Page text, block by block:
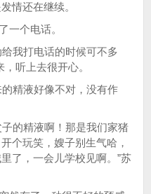
情还在继续。
个电话。
我打电话的时候可不多
听上去很开心。
精液好像不对，没有作
的精液啊！那是我们家猪
个玩笑，嫂子别生气哈，
了，一会儿学校见啊。”苏